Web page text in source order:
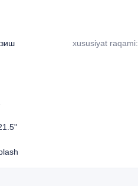
xususiyat raqami: